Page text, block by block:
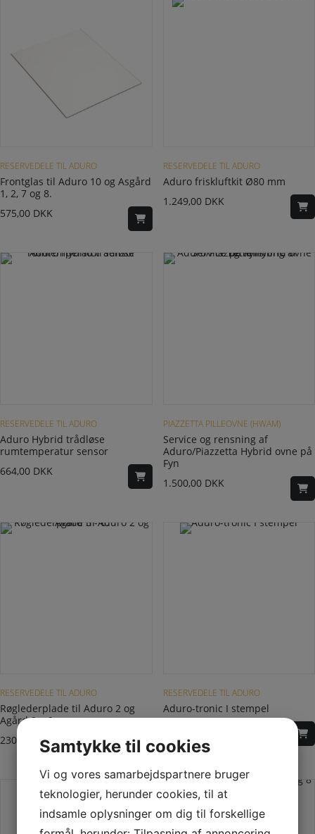
RESERVEDELE TIL ADURO
Frontglas til Aduro 10 og Asgård
1, 2, 7 og 8.
575,00 DKK
RESERVEDELE TIL ADURO
Aduro friskluftkit Ø80 mm
1.249,00 DKK
RESERVEDELE TIL ADURO
Aduro Hybrid trådløse
rumtemperatur sensor
664,00 DKK
PIAZZETTA PILLEOVNE (HWAM)
Service og rensning af
Aduro/Piazzetta Hybrid ovne på
Fyn
1.500,00 DKK
RESERVEDELE TIL ADURO
Røglederplade til Aduro 2 og
Agård 3 – 6.
230,00
DKK
RESERVEDELE TIL ADURO
Aduro-tronic I stempel
Samtykke til cookies
Vi og vores samarbejdspartnere bruger
teknologier, herunder cookies, til at
indsamle oplysninger om dig til forskellige